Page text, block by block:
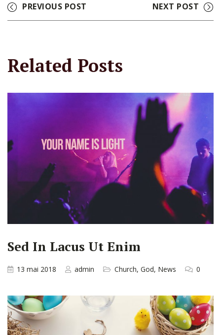
PREVIOUS POST NEXT POST
Related Posts
Sed In Lacus Ut Enim
13 mai 2018 admin Church, God, News 0